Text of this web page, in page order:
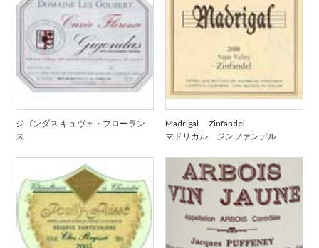
ジゴンダス キュヴェ・フローラン
ス
Madrigal Zinfandel
マドリガル ジンファンデル